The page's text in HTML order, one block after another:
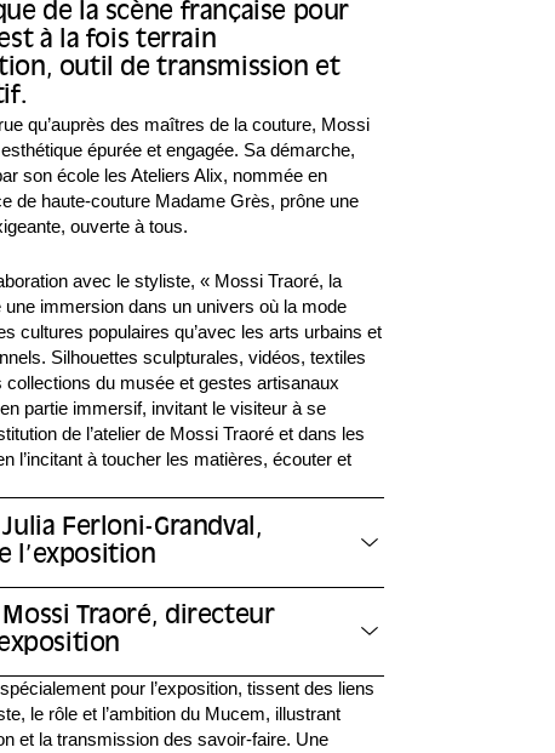
de la scène française pour
à la fois terrain
outil de transmission et
qu’auprès des maîtres de la couture, Mossi
épurée et engagée. Sa démarche,
son école les Ateliers Alix, nommée en
de haute-couture Madame Grès, prône une
ouverte à tous.
avec le styliste, « Mossi Traoré, la
immersion dans un univers où la mode
cultures populaires qu’avec les arts urbains et
Silhouettes sculpturales, vidéos, textiles
collections du musée et gestes artisanaux
partie immersif, invitant le visiteur à se
de l’atelier de Mossi Traoré et dans les
l’incitant à toucher les matières, écouter et
Ferloni-Grandval,
l’exposition
Traoré, directeur
pour l’exposition, tissent des liens
le rôle et l’ambition du Mucem, illustrant
et la transmission des savoir-faire. Une